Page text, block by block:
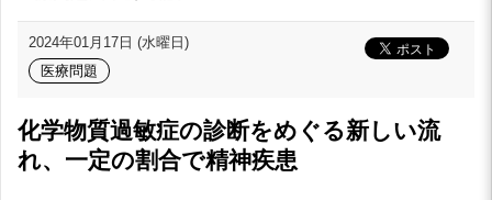
2024年01月17日 (水曜日)
医療問題
化学物質過敏症の診断をめぐる新しい流
れ、一定の割合で精神疾患